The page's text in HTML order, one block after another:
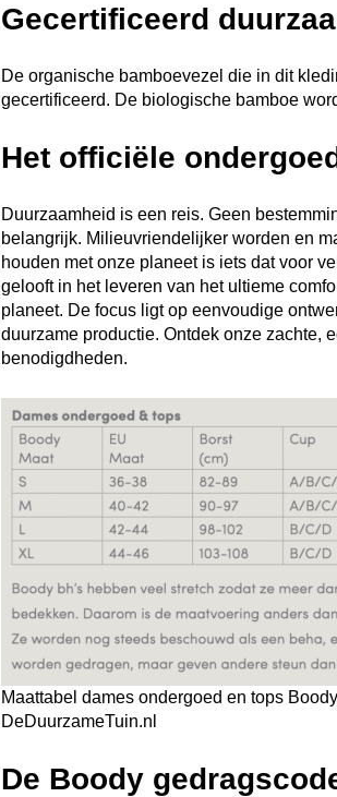
Gecertificeerd
De organische bamboevezel die in dit
gecertificeerd. De biologische bamboe
Het officiële
Duurzaamheid is een reis. Geen
belangrijk. Milieuvriendelijker worden en
houden met onze planeet is iets dat voor
gelooft in het leveren van het ultieme
planeet. De focus ligt op eenvoudige
duurzame productie. Ontdek onze zachte,
benodigdheden.
Maattabel dames ondergoed en tops
DeDuurzameTuin.nl
De Boody